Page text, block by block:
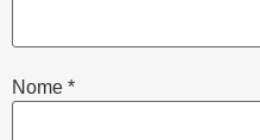
Nome *